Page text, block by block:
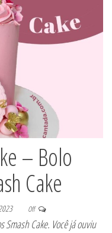
– Bolo
Cake
Off
Smash Cake. Você já ouviu